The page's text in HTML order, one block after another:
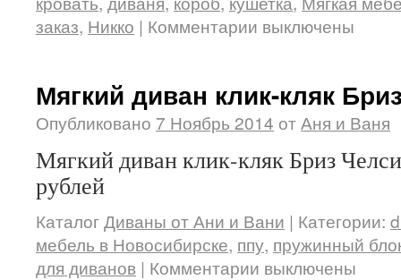
заказ, Никко | Комментарии выключены
Мягкий диван клик-кляк
Опубликовано 7 Ноябрь 2014 отАня и Ваня
Мягкий диван клик-кляк Бриз
рублей
КаталогДиваны от Ани и Вани | Категории:
мебель в Новосибирске, ппу, пружинный
для диванов | Комментарии выключены